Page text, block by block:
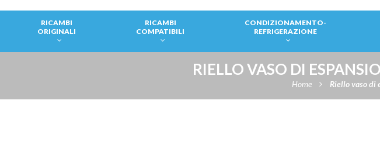
RICAMBI
ORIGINALI
RICAMBI
COMPATIBILI
CONDIZIONAMENTO-
REFRIGERAZIONE
RIELLO VASO DI
Home Riello vaso di